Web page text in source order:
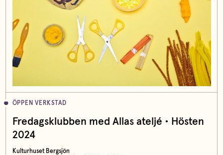
ÖPPEN VERKSTAD
Fredagsklubben med Allas ateljé • Hösten
2024
Kulturhuset Bergsjön